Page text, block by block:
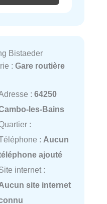
Bistaeder
: Gare routière
: 64250
les-Bains
:
: Aucun
ajouté
internet :
site internet